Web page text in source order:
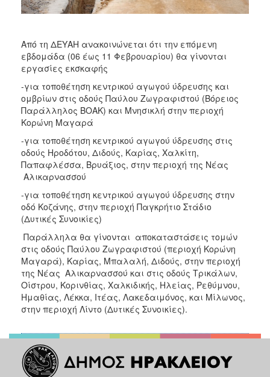
ΠΟΛΙΤΙΣΜΟΣ
ΑΝΘΕΚΤΙΚΗ
ΠΟΛΗ
Από τη ΔΕΥΑΗ ανακοινώνεται ότι την επόμενη
εβδομάδα (06 έως 11 Φεβρουαρίου) θα γίνονται
εργασίες εκσκαφής
-για τοποθέτηση κεντρικού αγωγού ύδρευσης και
ομβρίων στις οδούς Παύλου Ζωγραφιστού (Βόρειος
Παράλληλος ΒΟΑΚ) και Μνησικλή στην περιοχή
Κορώνη Μαγαρά
-για τοποθέτηση κεντρικού αγωγού ύδρευσης στις
οδούς Ηροδότου, Διδούς, Καρίας, Χαλκίτη,
Παπαφλέσσα, Βρυάξιος, στην περιοχή της Νέας
Αλικαρνασσού
-για τοποθέτηση κεντρικού αγωγού ύδρευσης στην
οδό Κοζάνης, στην περιοχή Παγκρήτιο Στάδιο
(Δυτικές Συνοικίες)
Παράλληλα θα γίνονται αποκαταστάσεις τομών
στις οδούς Παύλου Ζωγραφιστού (περιοχή Κορώνη
Μαγαρά), Καρίας, Μπαλαλή, Διδούς, στην περιοχή
της Νέας Αλικαρνασσού και στις οδούς Τρικάλων,
Οίστρου, Κορινθίας, Χαλκιδικής, Ηλείας, Ρεθύμνου,
Ημαθίας, Λέκκα, Ιτέας, Λακεδαιμόνος, και Μίλωνος,
στην περιοχή Λίντο (Δυτικές Συνοικίες).